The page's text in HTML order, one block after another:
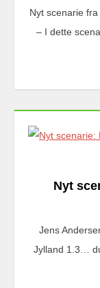
Nyt scenarie
– I dette
Nyt
Jens
Jylland 1.3…